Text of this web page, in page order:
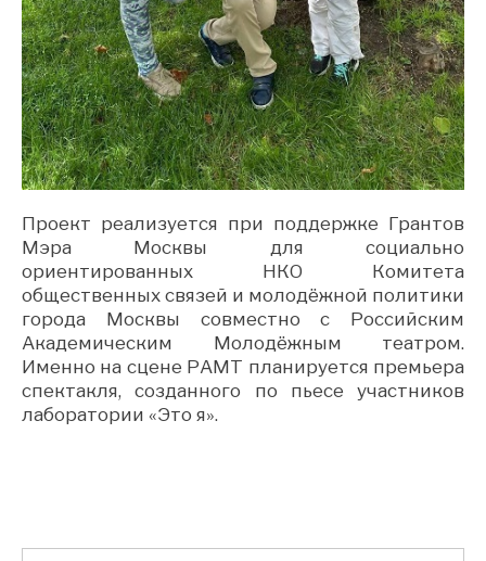
Проект реализуется при поддержке Грантов
Мэра Москвы для социально
ориентированных НКО Комитета
общественных связей и молодёжной политики
города Москвы совместно с Российским
Академическим Молодёжным театром.
Именно на сцене РАМТ планируется премьера
спектакля, созданного по пьесе участников
лаборатории «Это я».